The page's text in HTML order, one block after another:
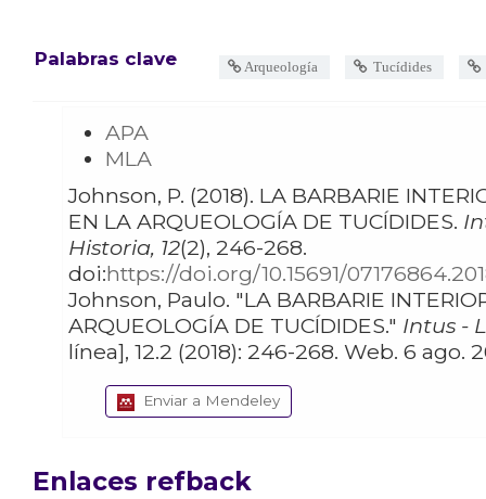
Palabras clave Arqueología Tucídides
APA
MLA
Johnson, P. (2018). LA BARBARIE INTERIOR
EN LA ARQUEOLOGÍA DE TUCÍDIDES.
Historia, 12(2), 246-268.
doi:https://doi.org/10.15691/
Johnson, Paulo. "LA BARBARIE INTERIOR EN LA
ARQUEOLOGÍA DE TUCÍDIDES." Intus -
línea], 12.2 (2018): 246-268.
Enviar a Mendeley
Enlaces refback